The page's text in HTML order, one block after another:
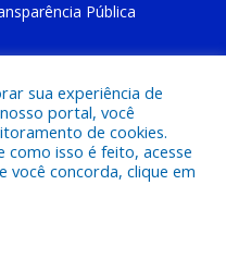
Pública
Municipal de Cachoeira
sua experiência de
portal, você
de cookies.
como isso é feito, acesse
você concorda, clique em